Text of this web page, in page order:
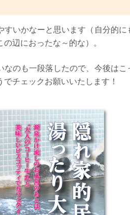
いかなーと思います（自分的に
辺におったな～的な）。
のも一段落したので、今後はこ
チェックお願いいたします！